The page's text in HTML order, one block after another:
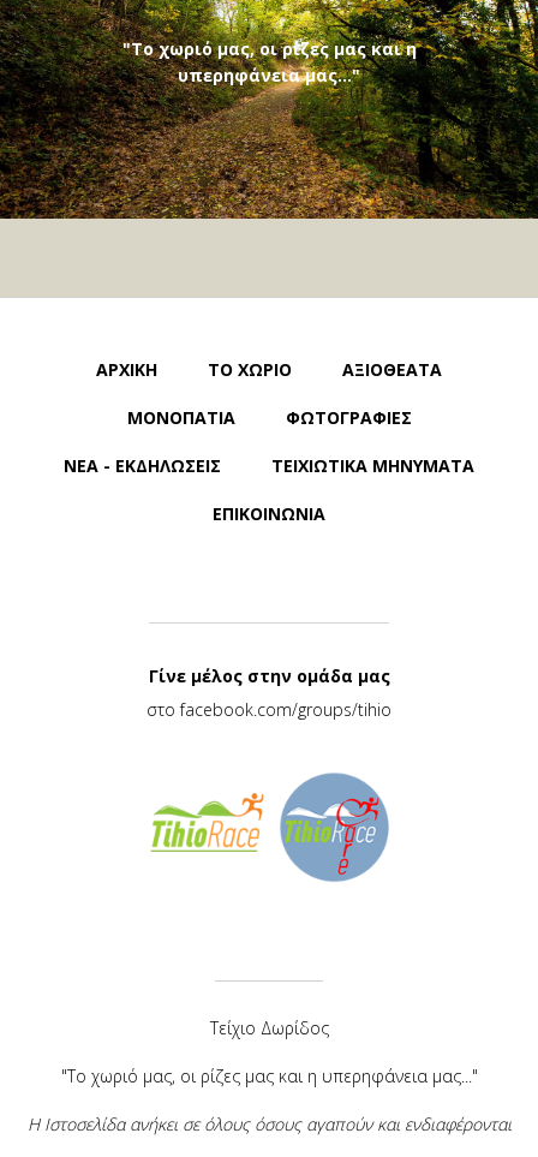
"Το χωριό μας, οι ρίζες μας και η
υπερηφάνεια μας..."
ΑΡΧΙΚΗ ΤΟ ΧΩΡΙΟ ΑΞΙΟΘΕΑΤΑ
ΜΟΝΟΠΑΤΙΑ ΦΩΤΟΓΡΑΦΙΕΣ
ΝΕΑ - ΕΚΔΗΛΩΣΕΙΣ ΤΕΙΧΙΩΤΙΚΑ ΜΗΝΥΜΑΤΑ
ΕΠΙΚΟΙΝΩΝΙΑ
Γίνε μέλος στην ομάδα μας
στοfacebook.com/groups/tihio
Τείχιο Δωρίδος
"Το χωριό μας, οι ρίζες μας και η υπερηφάνεια μας..."
Η Ιστοσελίδα ανήκει σε όλους όσους αγαπούν και ενδιαφέρονται